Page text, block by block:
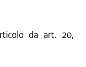
da art. 20,